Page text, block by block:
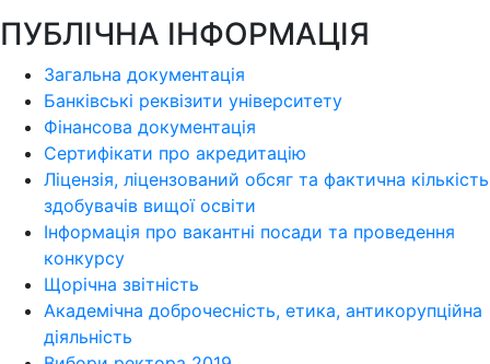
ПУБЛІЧНА ІНФОРМАЦІЯ
Загальна документація
Банківські реквізити університету
Фінансова документація
Сертифікати про акредитацію
Ліцензія, ліцензований обсяг та фактична кількість
здобувачів вищої освіти
Інформація про вакантні посади та проведення
конкурсу
Щорічна звітність
Академічна доброчесність, етика, антикорупційна
діяльність